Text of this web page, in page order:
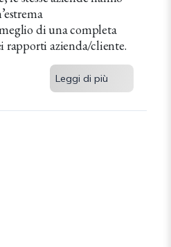
di una completa
rapporti azienda/cliente.
Leggi di più